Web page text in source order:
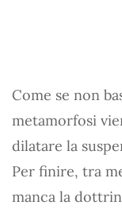
Come se non
metamorfosi
dilatare la
Per finire, tra
manca la